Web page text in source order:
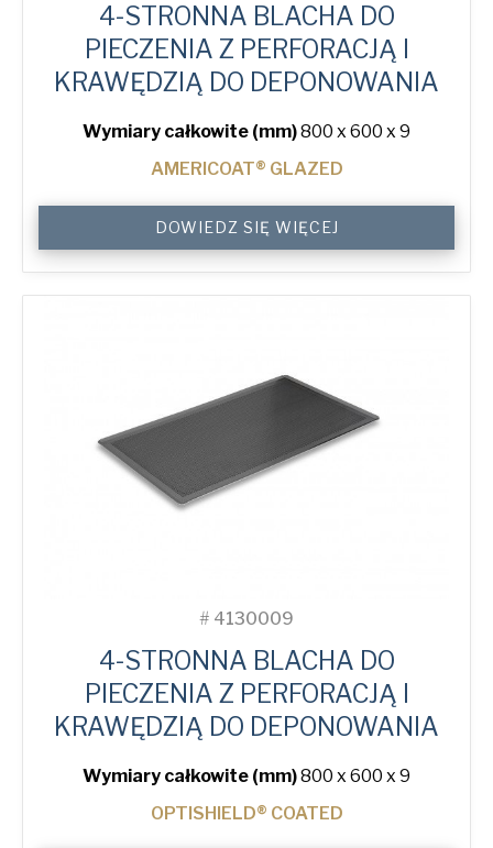
4-STRONNA BLACHA DO
PIECZENIA Z PERFORACJĄ I
KRAWĘDZIĄ DO DEPONOWANIA
Wymiary całkowite (mm)800 x 600 x 9
AMERICOAT® GLAZED
Peel
Lip
Perforated
DOWIEDZ SIĘ WIĘCEJ
# 4130009
4-STRONNA BLACHA DO
PIECZENIA Z PERFORACJĄ I
KRAWĘDZIĄ DO DEPONOWANIA
Wymiary całkowite (mm)800 x 600 x 9
OPTISHIELD® COATED